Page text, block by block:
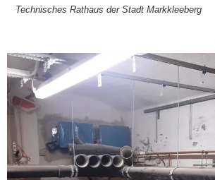
Tech­ni­sches Rat­haus der Stadt Mark­klee­berg